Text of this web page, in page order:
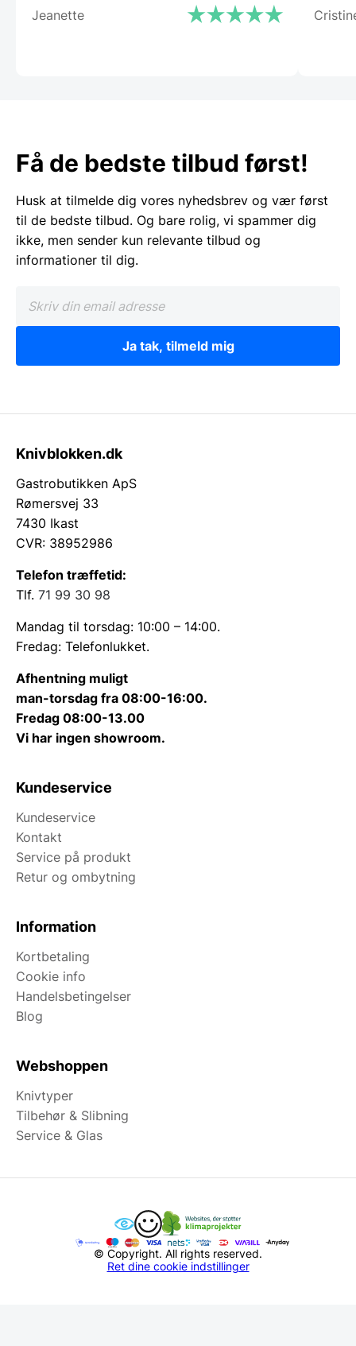
Jeanette
Få de bedste tilbud først!
Husk at tilmelde dig vores nyhedsbrev og vær først
til de bedste tilbud. Og bare rolig, vi spammer dig
ikke, men sender kun relevante tilbud og
informationer til dig.
Ja tak, tilmeld mig
Knivblokken.dk
Gastrobutikken ApS
Rømersvej 33
7430 Ikast
CVR: 38952986
Telefon træffetid:
Tlf. 71 99 30 98
Mandag til torsdag: 10:00 – 14:00.
Fredag: Telefonlukket.
Afhentning muligt
man-torsdag fra 08:00-16:00.
Fredag 08:00-13.00
Vi har ingen showroom.
Kundeservice
Kundeservice
Kontakt
Service på produkt
Retur og ombytning
Information
Kortbetaling
Cookie info
Handelsbetingelser
Blog
Webshoppen
Knivtyper
Tilbehør & Slibning
Service & Glas
© Copyright. All rights reserved.
Ret dine cookie indstillinger